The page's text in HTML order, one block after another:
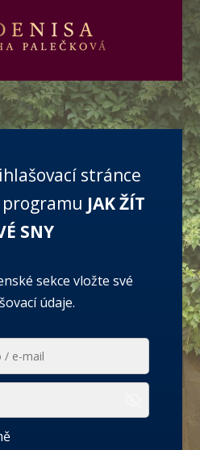
stránce
JAK ŽÍT
SNY
sekce vložte své
údaje.